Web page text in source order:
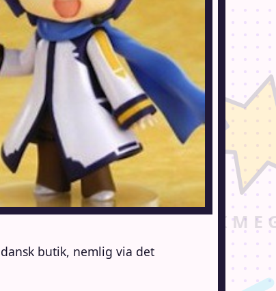
butik, nemlig via det